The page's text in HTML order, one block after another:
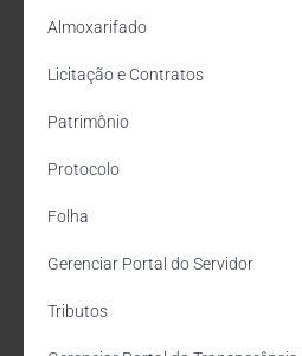
Almoxarifado
Licitação e Contratos
Patrimônio
Protocolo
Folha
Gerenciar Portal do Servidor
Tributos